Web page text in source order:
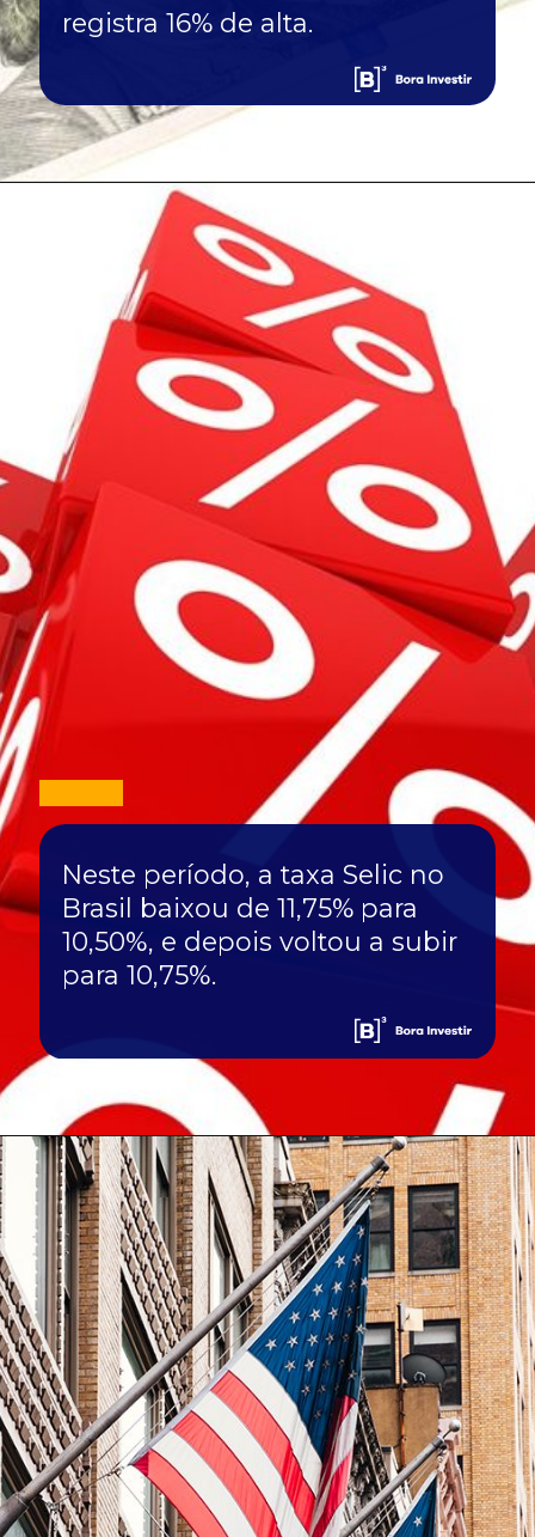
registra 16% de alta.
Neste período, a taxa Selic no
Brasil baixou de 11,75% para
10,50%, e depois voltou a subir
para 10,75%.